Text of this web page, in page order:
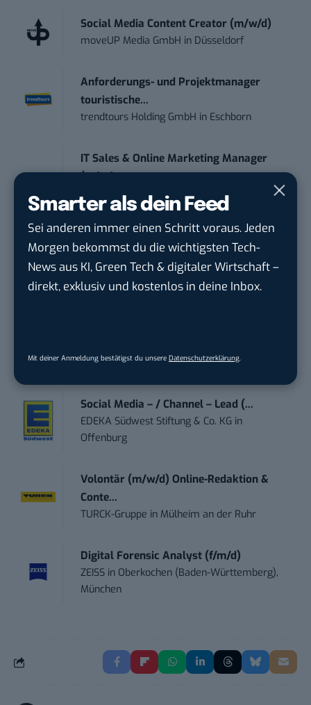
Smarter als dein Feed
Sei anderen immer einen Schritt voraus. Jeden
Morgen bekommst du die wichtigsten Tech-
News aus KI, Green Tech & digitaler Wirtschaft –
direkt, exklusiv und kostenlos in deine Inbox.
Mit deiner Anmeldung bestätigst du unsere Datenschutzerklärung.
Social Media Content Creator (m/w/d)
moveUP Media GmbH in Düsseldorf
Anforderungs- und Projektmanager
touristische...
trendtours Holding GmbH in Eschborn
IT Sales & Online Marketing Manager
(m/w/...
Instaffo GmbH in Karlsruhe
Marketing Manager – Content
Marketing /...
Acura Fachklinik GmbHinAlbstadt
Ennepetal
Social Media – / Channel – Lead (...
EDEKA Südwest Stiftung & Co. KG in
Offenburg
Volontär (m/w/d) Online-Redaktion &
Conte...
TURCK-Gruppe in Mülheim an der Ruhr
Digital Forensic Analyst (f/m/d)
ZEISS in Oberkochen (Baden-Württemberg),
München